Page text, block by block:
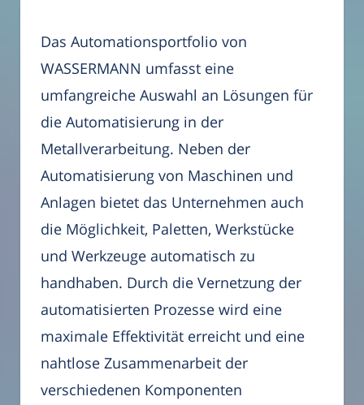
Das Automationsportfolio von
WASSERMANN umfasst eine
umfangreiche Auswahl an Lösungen für
die Automatisierung in der
Metallverarbeitung. Neben der
Automatisierung von Maschinen und
Anlagen bietet das Unternehmen auch
die Möglichkeit, Paletten, Werkstücke
und Werkzeuge automatisch zu
handhaben. Durch die Vernetzung der
automatisierten Prozesse wird eine
maximale Effektivität erreicht und eine
nahtlose Zusammenarbeit der
verschiedenen Komponenten